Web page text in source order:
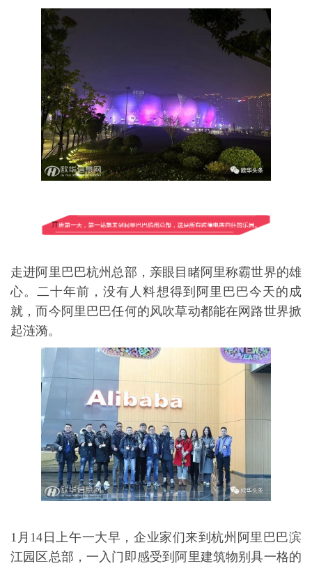
走进阿里巴巴杭州总部，亲眼目睹阿里称霸世界的雄
心。二十年前，没有人料想得到阿里巴巴今天的成
就，而今阿里巴巴任何的风吹草动都能在网路世界掀
起涟漪。
1月14日上午一大早，企业家们来到杭州阿里巴巴滨
江园区总部，一入门即感受到阿里建筑物别具一格的